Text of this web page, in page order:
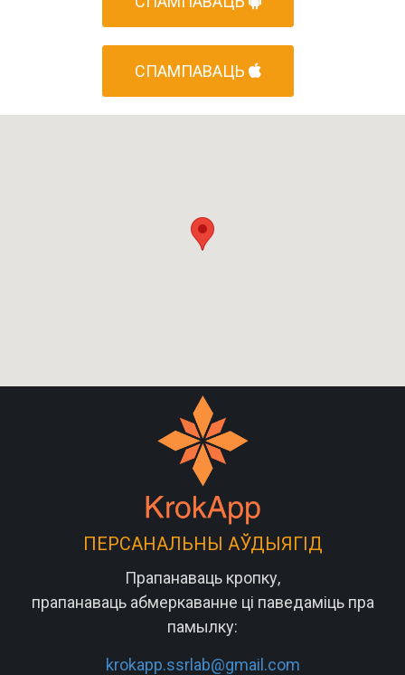
СПАМПАВАЦЬ
ПЕРСАНАЛЬНЫ АЎДЫЯГІД
Прапанаваць кропку,
прапанаваць абмеркаванне ці паведаміць пра
памылку:
krokapp.ssrlab@gmail.com